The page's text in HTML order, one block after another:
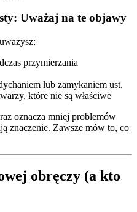
Uważaj na te objawy
przymierzania
lub zamykaniem ust.
które nie są właściwe
oznacza mniej problemów
znaczenie. Zawsze mów to, co
obręczy (a kto